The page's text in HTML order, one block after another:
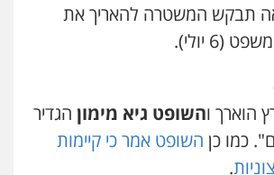
תבקש המשטרה להאריך את
(6 יולי).
הוארך והשופט גיא מימון הגדיר
כמו כן השופט אמר כי קיימות
.
עו"ד עלי סעדי
פשיעה חמורה
תומר בנישתי
מעצרים וחקירות צווארון לבן פשיעה